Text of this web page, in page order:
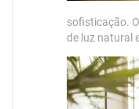
sofisticação.
de luz natural